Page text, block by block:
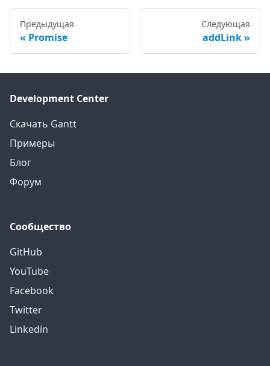
Предыдущая
Promise
Следующая
addLink
Development Center
Скачать Gantt
Примеры
Блог
Форум
Сообщество
GitHub
YouTube
Facebook
Twitter
Linkedin